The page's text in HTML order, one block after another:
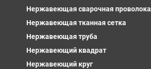
Нержавеющая сварочная проволока
Нержавеющая тканная сетка
Нержавеющая труба
Нержавеющий квадрат
Нержавеющий круг